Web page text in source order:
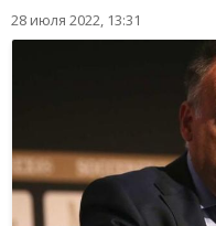
28 июля 2022, 13:31